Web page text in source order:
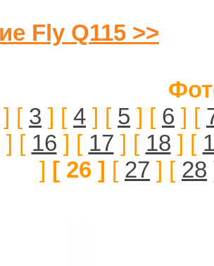
Fly Q115 >>
] [ 3 ] [ 4 ] [ 5 ] [ 6 ] [
] [ 16 ] [ 17 ] [ 18 ] [
] [ 26 ] [ 27 ] [ 28